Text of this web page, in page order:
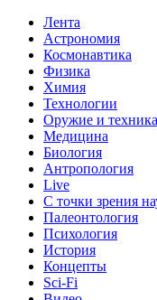
Лента
Астрономия
Космонавтика
Физика
Химия
Технологии
Оружие и техника
Медицина
Биология
Антропология
Live
С точки зрения
Палеонтология
Психология
История
Концепты
Sci-Fi